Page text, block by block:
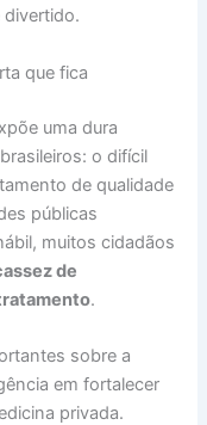
divertido.
que fica
uma dura
o difícil
de qualidade
públicas
muitos cidadãos
de
.
sobre a
em fortalecer
privada.